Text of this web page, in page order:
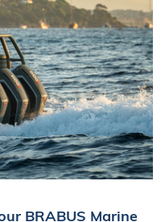
BRABUS Marine